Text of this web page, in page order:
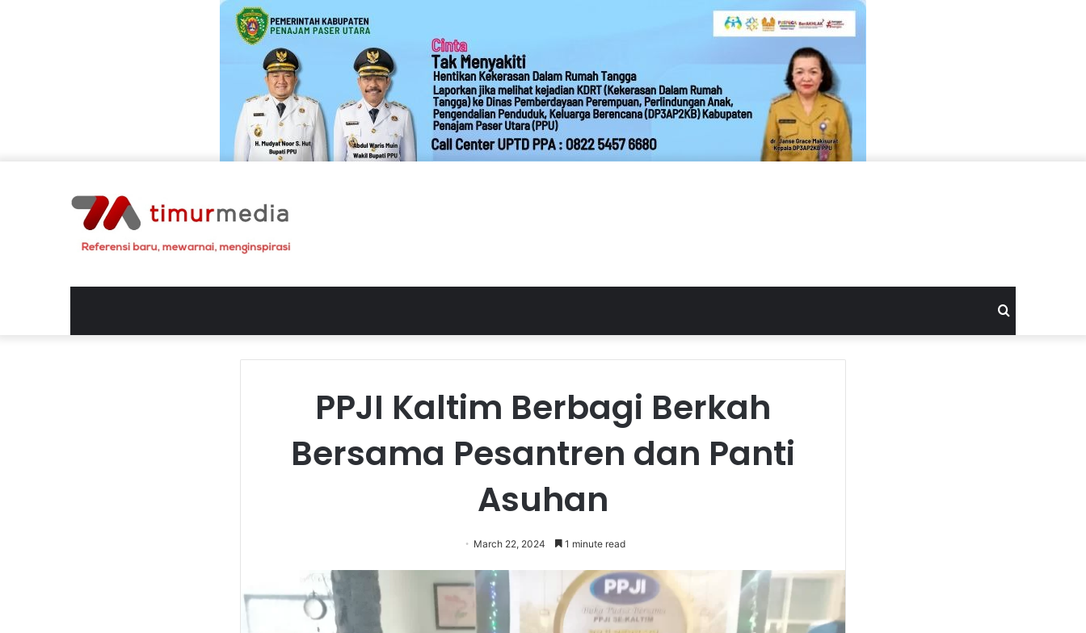
PPJI Kaltim Berbagi Berkah
Bersama Pesantren dan Panti
Asuhan
March 22, 2024 1 minute read